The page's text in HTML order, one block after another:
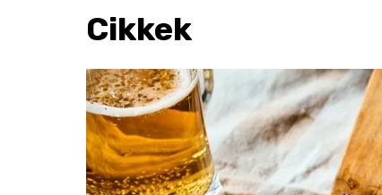
Cikkek